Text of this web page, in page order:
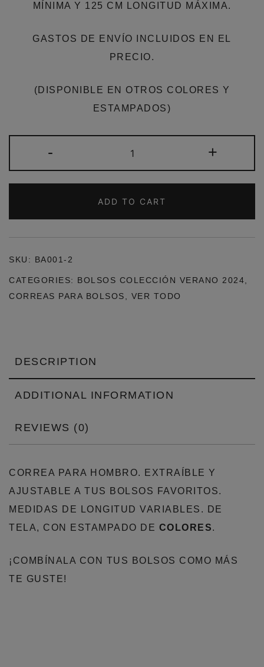
MÍNIMA Y 125 CM LONGITUD MÁXIMA.
GASTOS DE ENVÍO INCLUIDOS EN EL
PRECIO.
(DISPONIBLE EN OTROS COLORES Y
ESTAMPADOS)
-
BOLSO
AJUSTABLE
ESTAMPADO
MULTICOLOR.
+
ADD TO CART
SKU: BA001-2
CATEGORIES: BOLSOS COLECCIÓN VERANO 2024
CORREAS PARA BOLSOS
VER TODO
DESCRIPTION
ADDITIONAL INFORMATION
REVIEWS (0)
CORREA PARA HOMBRO. EXTRAÍBLE Y
AJUSTABLE A TUS BOLSOS FAVORITOS.
MEDIDAS DE LONGITUD VARIABLES. DE
TELA, CON ESTAMPADO DE COLORES.
¡COMBÍNALA CON TUS BOLSOS COMO MÁS
TE GUSTE!